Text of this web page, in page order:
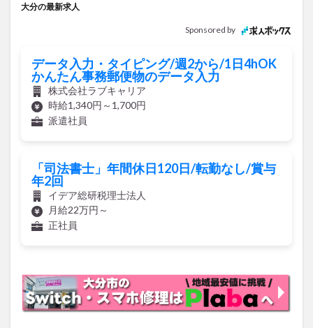
大分の最新求人
Sponsored by
データ入力・タイピング/週2から/1日4hOK
かんたん事務郵便物のデータ入力
株式会社ラブキャリア
時給1,340円～1,700円
派遣社員
「司法書士」年間休日120日/転勤なし/賞与
年2回
イデア総研税理士法人
月給22万円～
正社員